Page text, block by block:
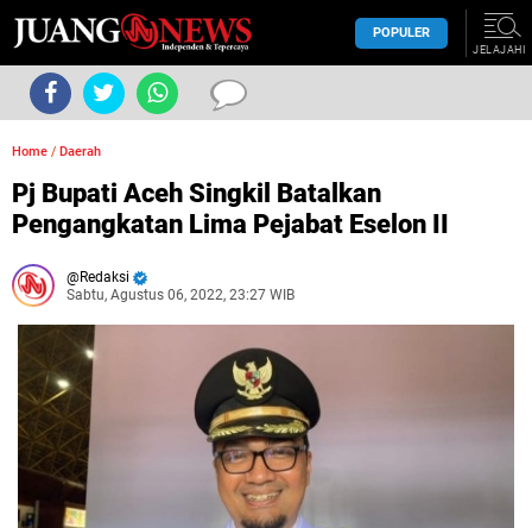
POPULER
JELAJAHI
Home / Daerah
Pj Bupati Aceh Singkil Batalkan
Pengangkatan Lima Pejabat Eselon II
Redaksi
Sabtu, Agustus 06, 2022, 23:27 WIB